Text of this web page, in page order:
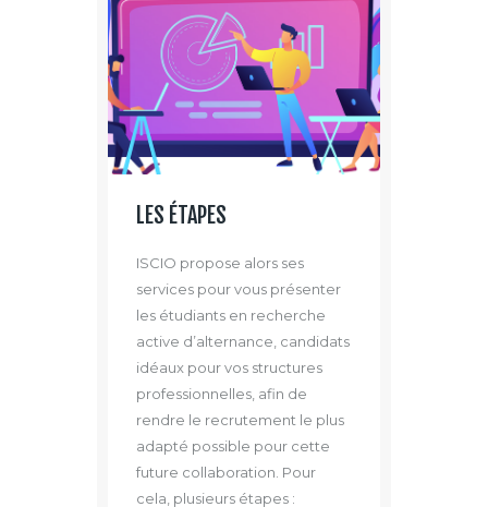
LES ÉTAPES
ISCIO propose alors ses
services pour vous présenter
les étudiants en recherche
active d’alternance, candidats
idéaux pour vos structures
professionnelles, afin de
rendre le recrutement le plus
adapté possible pour cette
future collaboration. Pour
cela, plusieurs étapes :